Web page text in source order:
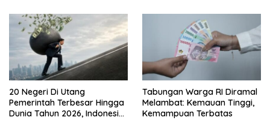
20 Negeri Di Utang
Pemerintah Terbesar Hingga
Dunia Tahun 2026, Indonesia
Tabungan Warga RI Diramal
Melambat: Kemauan Tinggi,
Kemampuan Terbatas